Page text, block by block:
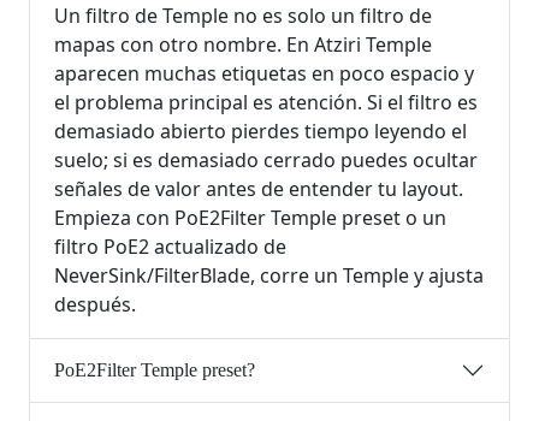
Un filtro de Temple no es solo un filtro de
mapas con otro nombre. En Atziri Temple
aparecen muchas etiquetas en poco espacio y
el problema principal es atención. Si el filtro es
demasiado abierto pierdes tiempo leyendo el
suelo; si es demasiado cerrado puedes ocultar
señales de valor antes de entender tu layout.
Empieza con PoE2Filter Temple preset o un
filtro PoE2 actualizado de
NeverSink/FilterBlade, corre un Temple y ajusta
después.
PoE2Filter Temple preset?